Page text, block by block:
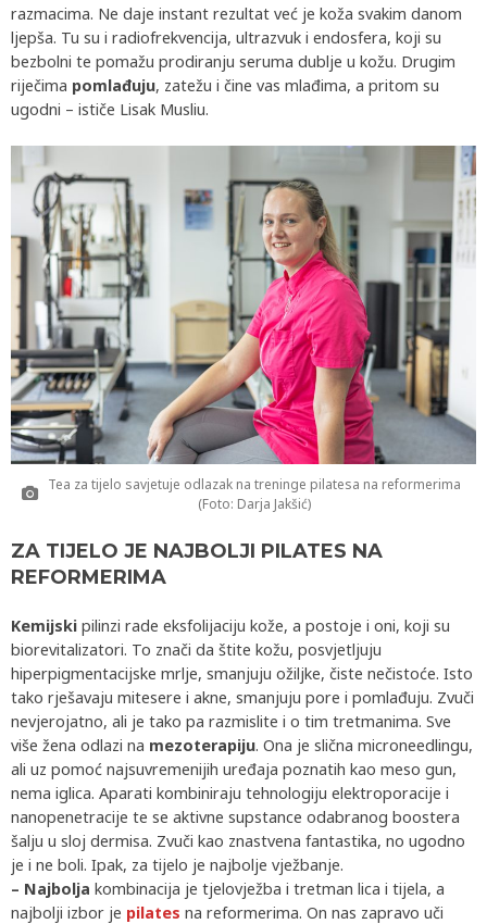
razmacima. Ne daje instant rezultat već je koža svakim danom
ljepša. Tu su i radiofrekvencija, ultrazvuk i endosfera, koji su
bezbolni te pomažu prodiranju seruma dublje u kožu. Drugim
riječima pomlađuju, zatežu i čine vas mlađima, a pritom su
ugodni – ističe Lisak Musliu.
Tea za tijelo savjetuje odlazak na treninge pilatesa na reformerima
(Foto: Darja Jakšić)
ZA TIJELO JE NAJBOLJI PILATES NA
REFORMERIMA
Kemijski pilinzi rade eksfolijaciju kože, a postoje i oni, koji su
biorevitalizatori. To znači da štite kožu, posvjetljuju
hiperpigmentacijske mrlje, smanjuju ožiljke, čiste nečistoće. Isto
tako rješavaju mitesere i akne, smanjuju pore i pomlađuju. Zvuči
nevjerojatno, ali je tako pa razmislite i o tim tretmanima. Sve
više žena odlazi na mezoterapiju. Ona je slična microneedlingu,
ali uz pomoć najsuvremenijih uređaja poznatih kao meso gun,
nema iglica. Aparati kombiniraju tehnologiju elektroporacije i
nanopenetracije te se aktivne supstance odabranog boostera
šalju u sloj dermisa. Zvuči kao znastvena fantastika, no ugodno
je i ne boli. Ipak, za tijelo je najbolje vježbanje.
– Najbolja kombinacija je tjelovježba i tretman lica i tijela, a
najbolji izbor je pilates na reformerima. On nas zapravo uči